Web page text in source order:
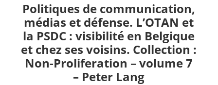
Accueil
Tous les articles
Politiques de communication,
médias et défense. L’OTAN et
la PSDC : visibilité en Belgique
et chez ses voisins. Collection :
Non-Proliferation – volume 7
– Peter Lang